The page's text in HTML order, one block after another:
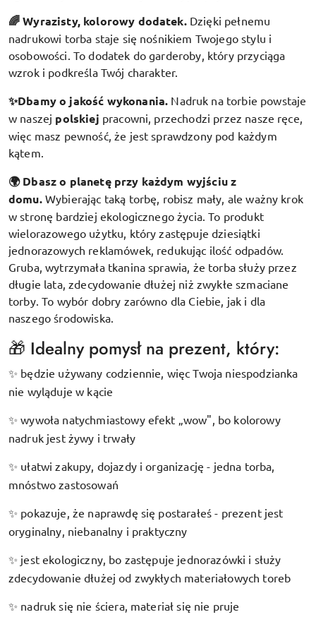
🌈 Wyrazisty, kolorowy dodatek. Dzięki pełnemu
nadrukowi torba staje się nośnikiem Twojego stylu i
osobowości. To dodatek do garderoby, który przyciąga
wzrok i podkreśla Twój charakter.
✨Dbamy o jakość wykonania. Nadruk na torbie powstaje
w naszej polskiej pracowni, przechodzi przez nasze ręce,
więc masz pewność, że jest sprawdzony pod każdym
kątem.
🌍 Dbasz o planetę przy każdym wyjściu z
domu. Wybierając taką torbę, robisz mały, ale ważny krok
w stronę bardziej ekologicznego życia. To produkt
wielorazowego użytku, który zastępuje dziesiątki
jednorazowych reklamówek, redukując ilość odpadów.
Gruba, wytrzymała tkanina sprawia, że torba służy przez
długie lata, zdecydowanie dłużej niż zwykłe szmaciane
torby. To wybór dobry zarówno dla Ciebie, jak i dla
naszego środowiska.
🎁 Idealny pomysł na prezent, który:
✨ będzie używany codziennie, więc Twoja niespodzianka
nie wyląduje w kącie
✨ wywoła natychmiastowy efekt „wow", bo kolorowy
nadruk jest żywy i trwały
✨ ułatwi zakupy, dojazdy i organizację - jedna torba,
mnóstwo zastosowań
✨ pokazuje, że naprawdę się postarałeś - prezent jest
oryginalny, niebanalny i praktyczny
✨ jest ekologiczny, bo zastępuje jednorazówki i służy
zdecydowanie dłużej od zwykłych materiałowych toreb
✨ nadruk się nie ściera, materiał się nie pruje